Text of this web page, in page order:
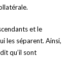
et le
les séparent. Ainsi,
qu’il sont